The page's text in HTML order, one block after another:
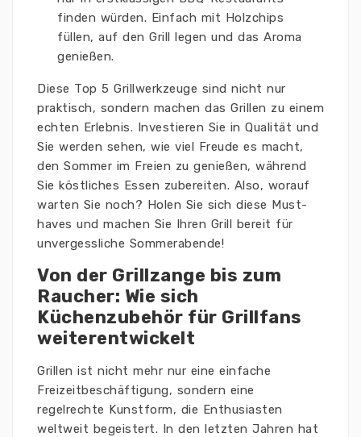
finden würden. Einfach mit Holzchips
füllen, auf den Grill legen und das Aroma
genießen.
Diese Top 5 Grillwerkzeuge sind nicht nur
praktisch, sondern machen das Grillen zu einem
echten Erlebnis. Investieren Sie in Qualität und
Sie werden sehen, wie viel Freude es macht,
den Sommer im Freien zu genießen, während
Sie köstliches Essen zubereiten. Also, worauf
warten Sie noch? Holen Sie sich diese Must-
haves und machen Sie Ihren Grill bereit für
unvergessliche Sommerabende!
Von der Grillzange bis zum
Raucher: Wie sich
Küchenzubehör für Grillfans
weiterentwickelt
Grillen ist nicht mehr nur eine einfache
Freizeitbeschäftigung, sondern eine
regelrechte Kunstform, die Enthusiasten
weltweit begeistert. In den letzten Jahren hat